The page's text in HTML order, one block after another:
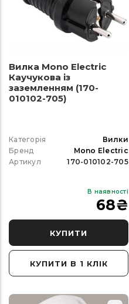
Вилка Mono Electric
Каучукова із
заземленням (170-
010102-705)
Категорія
Вилки
Бренд
Mono Electric
Артикул
170-010102-705
В наявності
68₴
КУПИТИ
КУПИТИ В 1 КЛІК